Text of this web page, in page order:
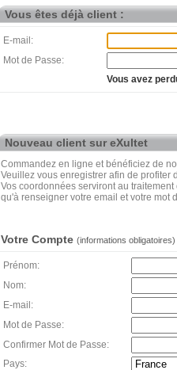
Vous êtes déjà client :
E-mail:
Mot de Passe:
Vous avez
Nouveau client sur eXultet
Commandez en ligne et bénéficiez de
Veuillez vous enregistrer afin de profiter
Vos coordonnées serviront au
qu'à renseigner votre email et votre mot
Votre Compte (informations obligatoires)
Prénom:
Nom:
E-mail:
Mot de Passe:
Confirmer Mot de Passe:
Pays: